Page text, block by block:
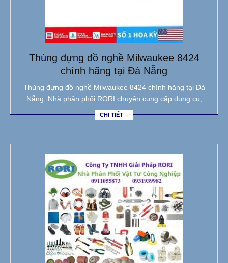
Thùng đựng đồ nghề Milwaukee 8424
chính hãng tại Đà Nẵng
Thùng đựng đồ nghề Milwaukee 8424 chính hãng tại Đà
Nẵng. Nhà phân phối RORI chuyên cung cấp dụng cụ,
CHI TIẾT→